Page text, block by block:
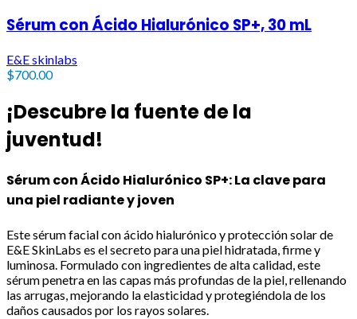
Sérum con Ácido Hialurónico SP+, 30 mL
E&E skinlabs
$700.00
¡Descubre la fuente de la
juventud!
Sérum con Ácido Hialurónico SP+: La clave para
una piel radiante y joven
Este sérum facial con ácido hialurónico y protección solar de
E&E SkinLabs es el secreto para una piel hidratada, firme y
luminosa. Formulado con ingredientes de alta calidad, este
sérum penetra en las capas más profundas de la piel, rellenando
las arrugas, mejorando la elasticidad y protegiéndola de los
daños causados por los rayos solares.